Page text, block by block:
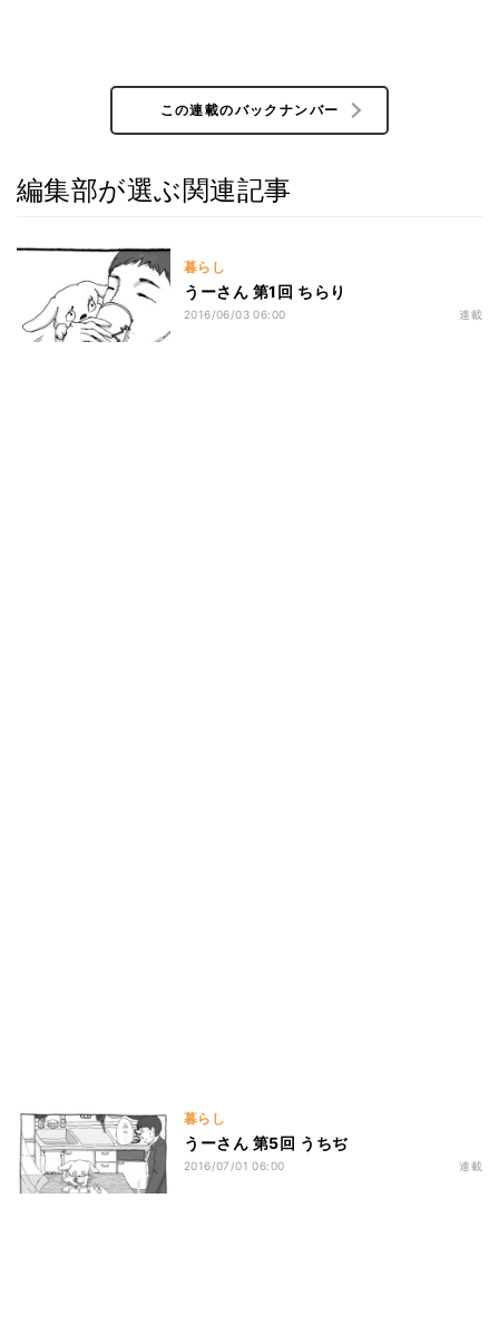
この連載のバックナンバー
編集部が選ぶ関連記事
暮らし
うーさん 第1回 ちらり
2016/06/03 06:00 連載
暮らし
うーさん 第5回 うちぢ
2016/07/01 06:00 連載